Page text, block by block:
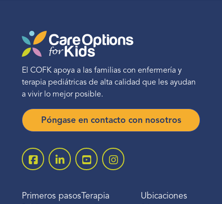
El COFK apoya a las familias con enfermería y
terapia pediátricas de alta calidad que les ayudan
a vivir lo mejor posible.
Póngase en contacto con nosotros
Primeros pasos Terapia
Ubicaciones